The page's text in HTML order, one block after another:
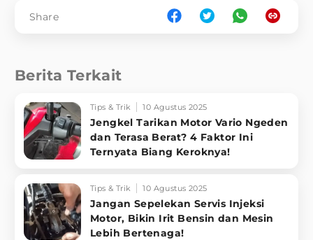
Share
Berita Terkait
Tips & Trik 10 Agustus 2025
Jengkel Tarikan Motor Vario Ngeden
dan Terasa Berat? 4 Faktor Ini
Ternyata Biang Keroknya!
Tips & Trik 10 Agustus 2025
Jangan Sepelekan Servis Injeksi
Motor, Bikin Irit Bensin dan Mesin
Lebih Bertenaga!